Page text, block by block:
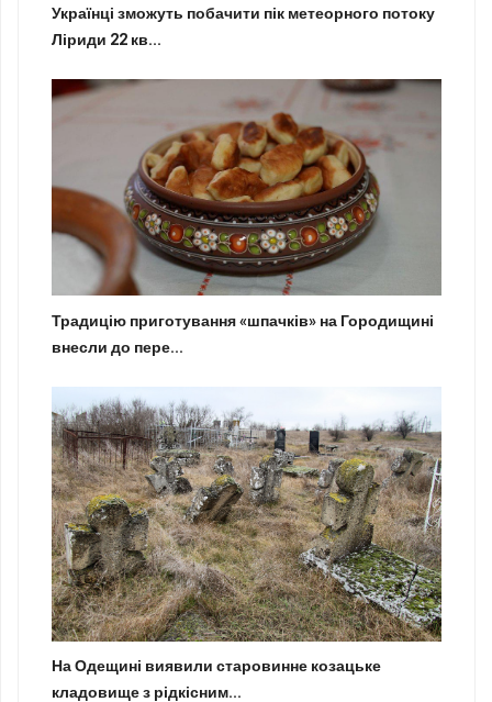
Українці зможуть побачити пік метеорного потоку
Ліриди 22 кв...
Традицію приготування «шпачків» на Городищині
внесли до пере...
На Одещині виявили старовинне козацьке
кладовище з рідкісним...